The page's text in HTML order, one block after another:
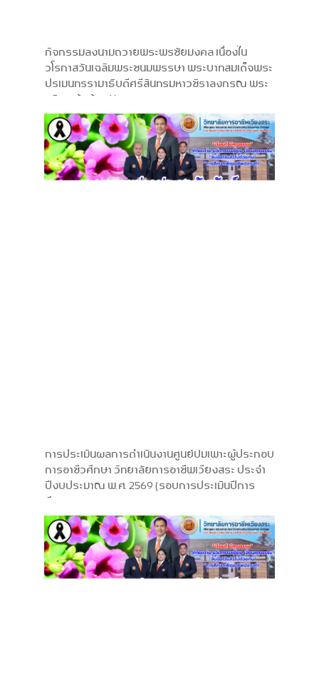
กิจกรรมลงนามถวายพระพรชัยมงคล เนื่องใน
วโรกาสวันเฉลิมพระชนมพรรษา พระบาทสมเด็จพระ
ปรเมนทรรามาธิบดีศรีสินทรมหาวชิราลงกรณ พระ
วชิรเกล้าเจ้าอยู่หัว 28 กรกฎาคม 2569
การประเมินผลการดำเนินงานศูนย์บ่มเพาะผู้ประกอบ
การอาชีวศึกษา วิทยาลัยการอาชีพเวียงสระ ประจำ
ปีงบประมาณ พ.ศ. 2569 (รอบการประเมินปีการ
ศึกษา 2568)